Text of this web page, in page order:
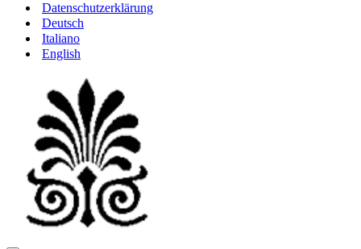
Datenschutzerklärung
Deutsch
Italiano
English